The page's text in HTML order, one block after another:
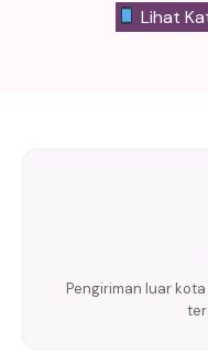
Lihat
Pengiriman luar